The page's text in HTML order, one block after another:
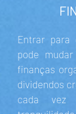
Entrar para
pode
finanças
dividendos
cada vez